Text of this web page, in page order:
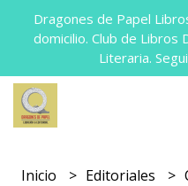
Dragones de Papel
domicilio. Club de Libros
Literaria.
Inicio Editoriales